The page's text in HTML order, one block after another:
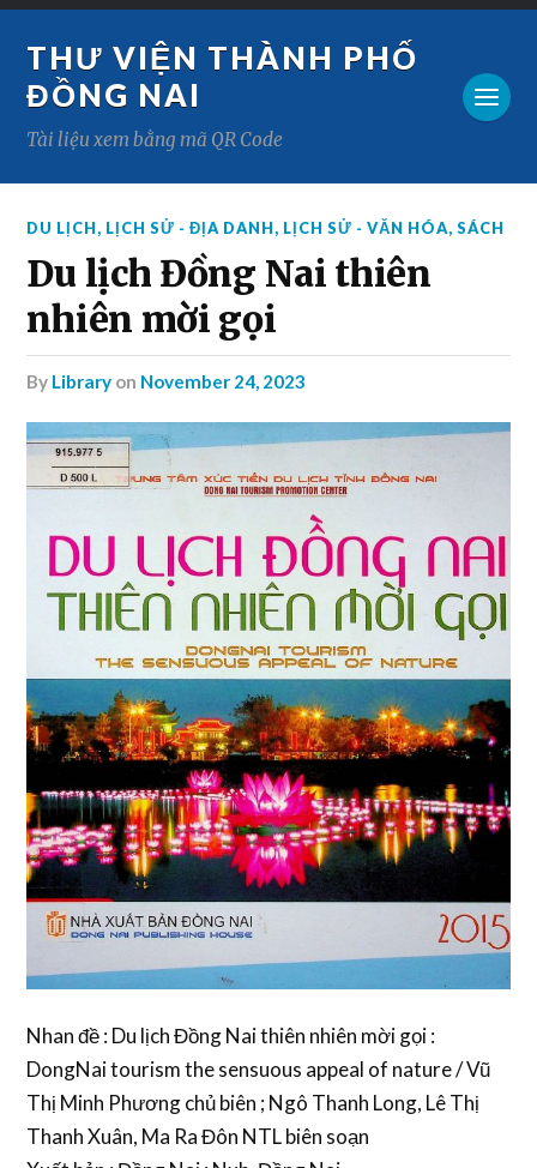
THƯ VIỆN THÀNH PHỐ
ĐỒNG NAI
Tài liệu xem bằng mã QR Code
DU LỊCH, LỊCH SỬ - ĐỊA DANH, LỊCH SỬ - VĂN HÓA,SÁCH
Du lịch Đồng Nai thiên
nhiên mời gọi
by Library on November 24, 2023
Nhan đề : Du lịch Đồng Nai thiên nhiên mời gọi :
DongNai tourism the sensuous appeal of nature / Vũ
Thị Minh Phương chủ biên ; Ngô Thanh Long, Lê Thị
Thanh Xuân, Ma Ra Đôn NTL biên soạn